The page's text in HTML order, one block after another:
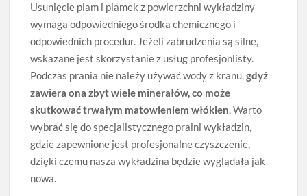
Usunięcie plam i plamek z powierzchni wykładziny
wymaga odpowiedniego środka chemicznego i
odpowiednich procedur. Jeżeli zabrudzenia są silne,
wskazane jest skorzystanie z usług profesjonlisty.
Podczas prania nie należy używać wody z kranu,gdyż
zawiera ona zbyt wiele minerałów, co może
skutkować trwałym matowieniem włókien. Warto
wybrać się do specjalistycznego pralni wykładzin,
gdzie zapewnione jest profesjonalne czyszczenie,
dzięki czemu nasza wykładzina będzie wyglądała jak
nowa.